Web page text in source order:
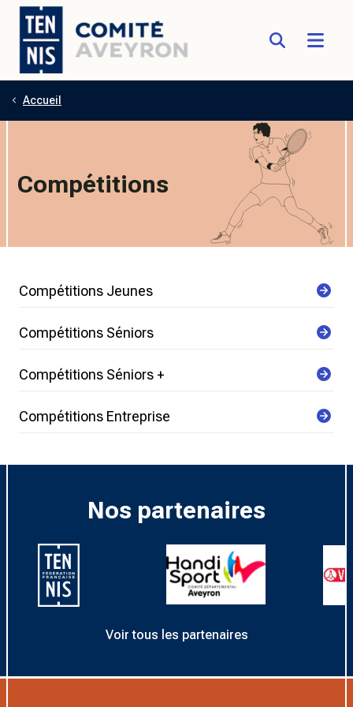
Aller au contenu principal
Accueil
Compétitions
Compétitions Jeunes
Compétitions Séniors
Compétitions Séniors +
Compétitions Entreprise
Nos partenaires
Voir tous les partenaires